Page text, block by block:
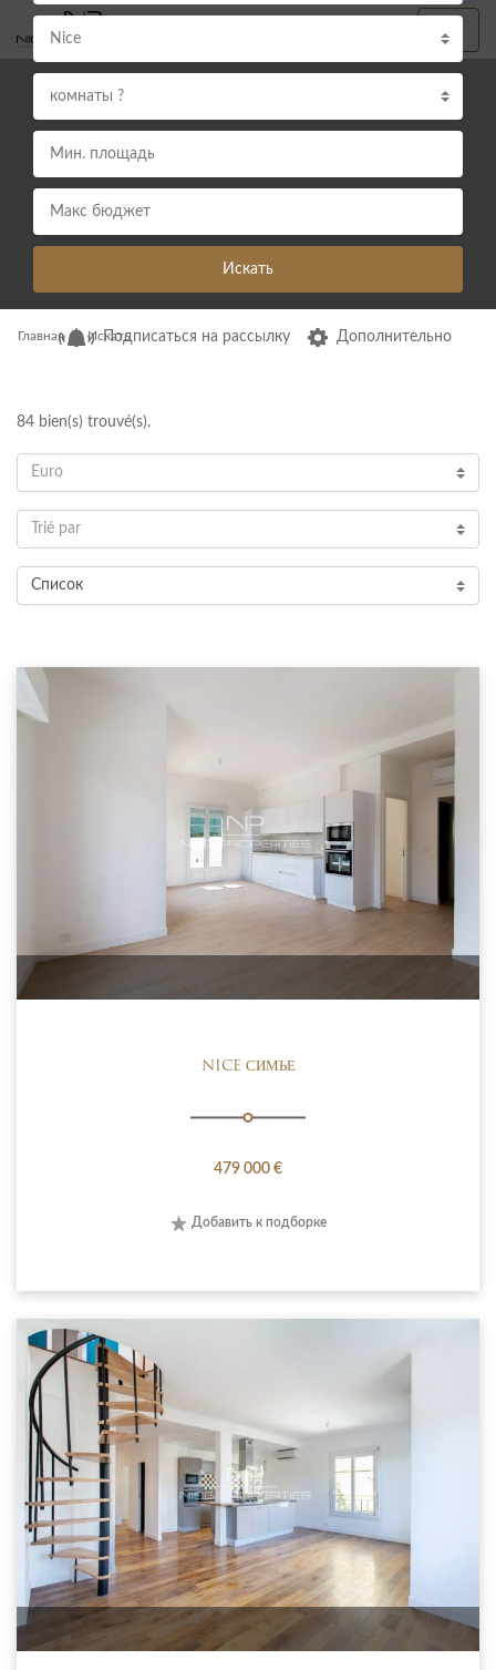
Nice
комнаты ?
Искать
Подписаться на рассылку Дополнительно
Главная Искать
84 bien(s) trouvé(s).
Euro
Trié par
Список
NICE СИМЬЕ
479 000 €
Добавить к подборке